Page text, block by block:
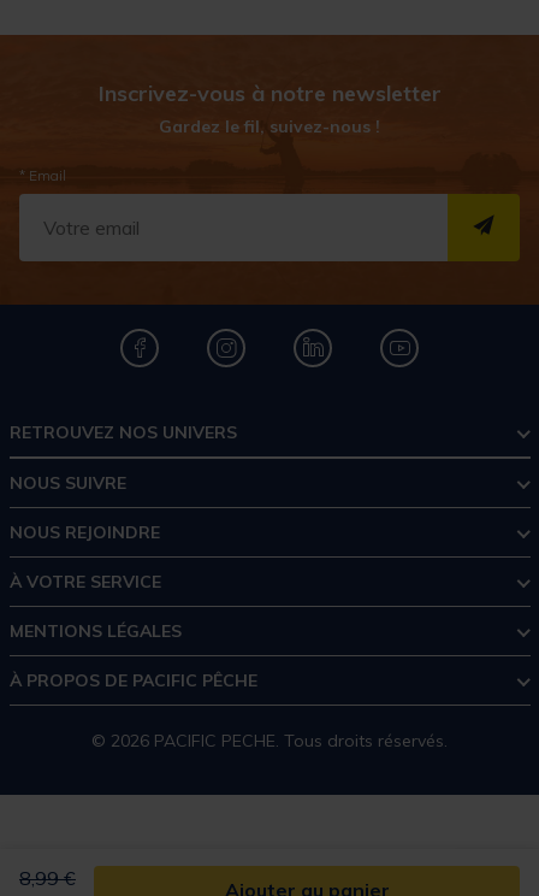
Price reduced from
8,99 €to
Ajouter au panier
Inscrivez-vous à notre newsletter
Gardez le fil, suivez-nous !
* Email
RETROUVEZ NOS UNIVERS
NOUS SUIVRE
NOUS REJOINDRE
À VOTRE SERVICE
MENTIONS LÉGALES
À PROPOS DE PACIFIC PÊCHE
© 2026 PACIFIC PECHE. Tous droits réservés.